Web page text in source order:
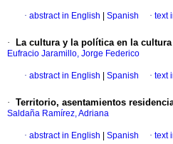
· abstract in English Spanish · text
· La cultura y la política en la
Eufracio Jaramillo, Jorge Federico
· abstract in English Spanish · text
· Territorio, asentamientos
Saldaña Ramírez, Adriana
· abstract in English Spanish · text